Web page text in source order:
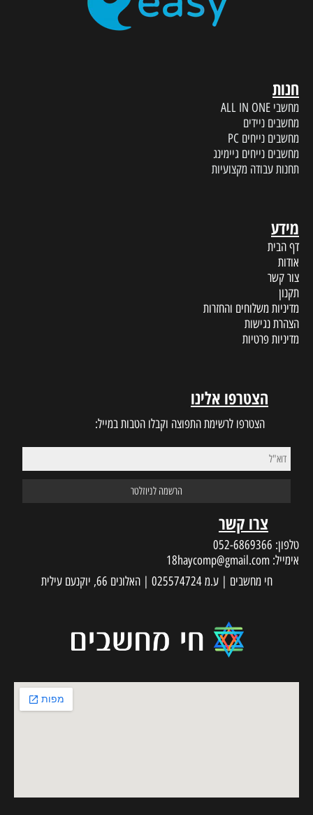
חנות
מחשבי ALL IN ONE
מחשבים ניידים
מחשבים נייחים PC
מחשבים נייחים גיימינג
תחנות עבודה מקצועיות
מידע
דף הבית
אודות
צור קשר
תקנון
מדיניות משלוחים והחזרות
הצהרת נגישות
מדיניות פרטיות
הצטרפו אלינו
הצטרפו לרשימת התפוצה וקבלו הטבות במייל:
צרו קשר
טלפון: 052-6869366
אימייל: 18haycomp@gmail.com
חי מחשבים | ע.מ 025574724 | האלונים 66, יוקנעם עילית